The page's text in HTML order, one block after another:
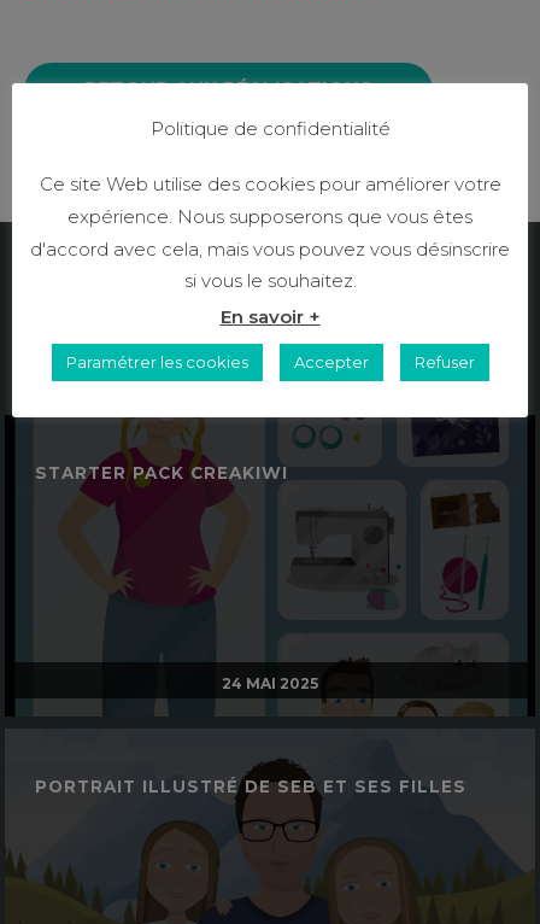
RETOUR AUX RÉALISATIONS
en illustration
24 MAI 2025
STARTER PACK CREAKIWI
PORTRAIT ILLUSTRÉ DE SEB ET SES FILLES
Politique de confidentialité
Ce site Web utilise des cookies pour améliorer votre
expérience. Nous supposerons que vous êtes
d'accord avec cela, mais vous pouvez vous désinscrire
si vous le souhaitez.
En savoir +
Paramétrer les cookies Accepter Refuser